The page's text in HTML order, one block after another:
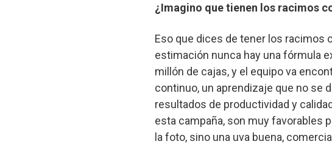
¿Imagino que tienen los racimos
Eso que dices de tener los racimos
estimación nunca hay una fórmula
millón de cajas, y el equipo va
continuo, un aprendizaje que no se
resultados de productividad y
esta campaña, son muy favorables
la foto, sino una uva buena,